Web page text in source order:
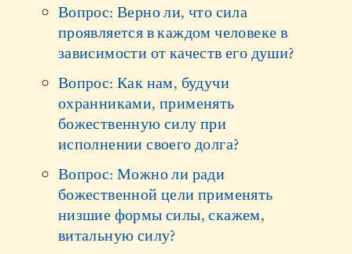
Вопрос: Верно ли, что сила
проявляется в каждом человеке в
зависимости от качеств его души?
Вопрос: Как нам, будучи
охранниками, применять
божественную силу при
исполнении своего долга?
Вопрос: Можно ли ради
божественной цели применять
низшие формы силы, скажем,
витальную силу?